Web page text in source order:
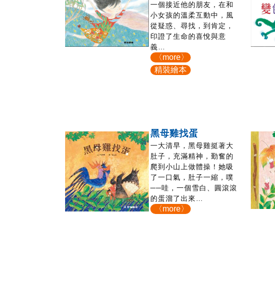
一個接近他的朋友，在和
小女孩的溫柔互動中，風
從疑惑、尋找，到肯定，
印證了生命的喜悅與意
義…
〈more〉
精裝繪本
黑母雞找蛋
一大清早，黑母雞挺著大
肚子，充滿精神，勤奮的
爬到小山上做體操！她吸
了一口氣，肚子一縮，噗
──哇，一個雪白、圓滾滾
的蛋溜了出來…
〈more〉